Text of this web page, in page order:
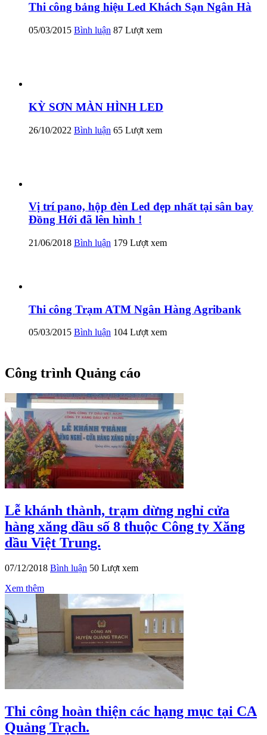
Thi công bảng hiệu Led Khách Sạn Ngân Hà
05/03/2015 Bình luận 87 Lượt xem
KỲ SƠN MÀN HÌNH LED
26/10/2022 Bình luận 65 Lượt xem
Vị trí pano, hộp đèn Led đẹp nhất tại sân bay
Đồng Hới đã lên hình !
21/06/2018 Bình luận 179 Lượt xem
Thi công Trạm ATM Ngân Hàng Agribank
05/03/2015 Bình luận 104 Lượt xem
Công trình Quảng cáo
Lễ khánh thành, trạm dừng nghỉ cửa
hàng xăng dầu số 8 thuộc Công ty Xăng
dầu Việt Trung.
07/12/2018 Bình luận 50 Lượt xem
Xem thêm
Thi công hoàn thiện các hạng mục tại CA
Quảng Trạch.